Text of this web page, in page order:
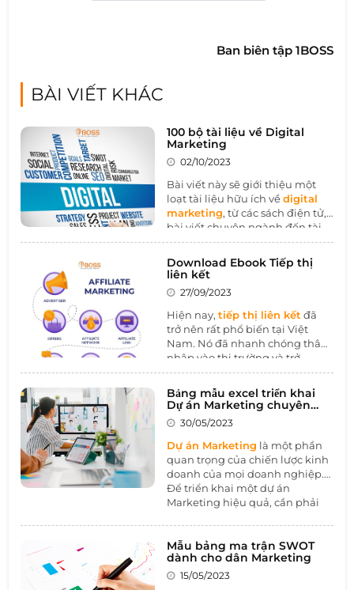
Ban biên tập 1BOSS
BÀI VIẾT KHÁC
100 bộ tài liệu về Digital
Marketing
02/10/2023
Bài viết này sẽ giới thiệu một
loạt tài liệu hữu ích vềdigital
marketing, từ các sách điện tử,
bài viết chuyên ngành đến tài
liệu hướng dẫn cụ thể. Những
tài liệu này cung cấp cái nhìn
toàn diện về các phương pháp
thuật số, từ xây dựng chiến lược
đến thực thi chiến dịch. Bắt đầu
khám phá ngay để nắm bắt cơ
hội và thách thức trong thế giới
digital marketing đang thay đổi
Download Ebook Tiếp thị
liên kết
27/09/2023
Hiện nay,tiếp thị liên kết đã
trở nên rất phổ biến tại Việt
Nam. Nó đã nhanh chóng thâm
nhập vào thị trường và trở
thành một phương pháp phổ
biến cho các doanh nghiệp
quảng cáo sản phẩm và dịch vụ
của họ. Đặc biệt, Affiliate
Marketing đem lại doanh số
bán hàng cao và được coi là
một cách hiệu quả để kiếm tiền
trực tuyến so với các phương
thức khác.
Bảng mẫu excel triển khai
Dự án Marketing chuyên
nghiệp năm 2023
30/05/2023
Dự án Marketing là một phần
quan trọng của chiến lược kinh
doanh của mọi doanh nghiệp.
Để triển khai một dự án
Marketing hiệu quả, cần phải
dự án Marketing là một công cụ
hữu ích giúp quản lý và theo
dõi các bước tiến hành dự án
Mẫu bảng ma trận SWOT
dành cho dân Marketing
15/05/2023